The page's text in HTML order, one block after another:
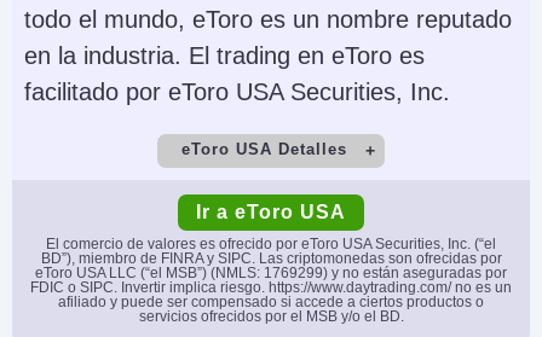
Quantower
Monedas de cuenta
USD, EUR, GBP, CAD,
AUD, INR, JPY, SEK,
NOK, DKK, CHF, AED,
Trading Automatizado
Capitalise.ai, TWS API
AI
Yes
Stop Loss Garantizado
No
todo el mundo, eToro es un nombre reputado
en la industria. El trading en eToro es
facilitado por eToro USA Securities, Inc.
eToro USA Detalles
Cuenta Demo
Yes
Depósito Mínimo
$50
Comercio Mínimo
$10
Apalancamiento
No
Ir a eToro USA
El comercio de valores es ofrecido por eToro USA Securities, Inc. (“el
BD”), miembro de FINRA y SIPC. Las criptomonedas son ofrecidas por
eToro USA LLC (“el MSB”) (NMLS: 1769299) y no están aseguradas por
FDIC o SIPC. Invertir implica riesgo. https://www.daytrading.com/ no es un
afiliado y puede ser compensado si accede a ciertos productos o
servicios ofrecidos por el MSB y/o el BD.